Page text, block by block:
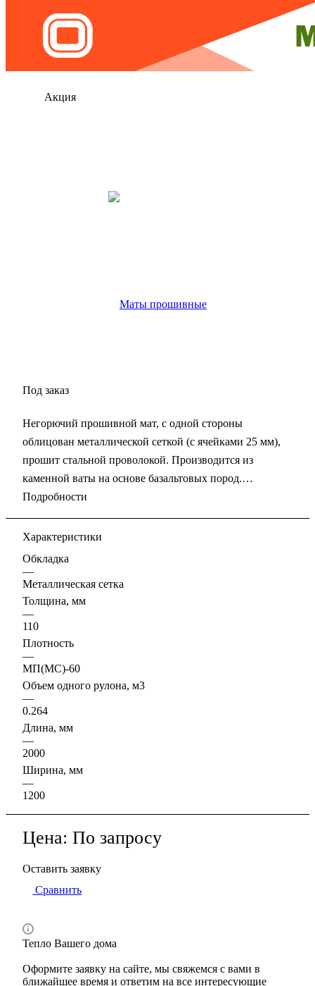
Акция
Под заказ
Негорючий прошивной мат, с одной стороны
облицован металлической сеткой (с ячейками 25 мм),
прошит стальной проволокой. Производится из
каменной ваты на основе базальтовых пород.
Химически инертен, может использоваться в
Обкладка металлической сеткой позволяет плотнее
Утеплитель не провисает и не отстает от изолируемой
поверхности.
Подробности
Характеристики
Обкладка
—
Металлическая сетка
Толщина, мм
—
110
Плотность
—
МП(МС)-60
Объем одного рулона, м3
—
0.264
Длина, мм
—
2000
Ширина, мм
—
1200
Цена: По запросу
Оставить заявку
Сравнить
Тепло Вашего дома
Оформите заявку на сайте, мы свяжемся с вами в
ближайшее время и ответим на все интересующие